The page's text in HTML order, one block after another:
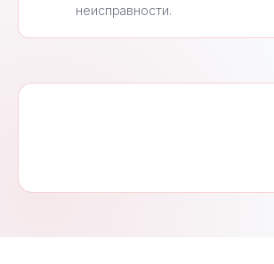
неисправности.